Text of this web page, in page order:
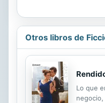
Otros libros de
Lo que